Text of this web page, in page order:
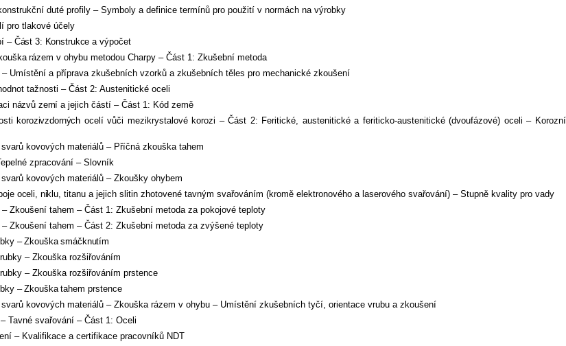
duté profily – Symboly a definice termínů pro použití v normách na výrobky
pro tlakové účely
– Část 3: Konstrukcea výpočet
rázem v ohybu metodou Charpy – Část 1: Zkušební metoda
Umístění a příprava zkušebních vzorků a zkušebních těles pro mechanické zkoušení
tažnosti – Část 2: Austenitické oceli
názvů zemí a jejich částí – Část 1: Kód země
korozivzdorných ocelí vůči mezikrystalové korozi – Část 2: Feritické, austenitické a feriticko-austenitické (dvoufázové) oceli – Korozní
kovových materiálů – Příčná zkouška tahem
zpracování – Slovník
kovových materiálů – Zkoušky ohybem
oceli, niklu, titanu a jejich slitin zhotovené tavným svařováním (kromě elektronového a laserového svařování) – Stupně kvality pro vady
Zkoušení tahem – Část 1: Zkušební metoda za pokojové teploty
Zkoušení tahem – Část 2: Zkušební metoda za zvýšené teploty
– Zkouška smáčknutím
– Zkouška rozšiřováním
– Zkouška rozšiřováním prstence
– Zkouška tahem prstence
kovových materiálů – Zkouška rázem v ohybu – Umístění zkušebních tyčí, orientace vrubu a zkoušení
Tavné svařování – Část 1: Oceli
– Kvalifikace a certifikace pracovníků NDT